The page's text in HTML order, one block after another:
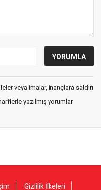
veya imalar, inançlara saldırı
yazılmış yorumlar
Gizlilik İlkeleri